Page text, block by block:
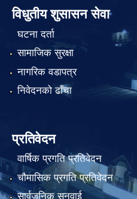
विधुतीय शुसासन सेवा
घटना दर्ता
सामाजिक सुरक्षा
नागरिक वडापत्र
निवेदनको ढाँचा
प्रतिवेदन
वार्षिक प्रगति प्रतिवेदन
चौमासिक प्रगति प्रतिवेदन
सार्वजनिक सुनुवाई